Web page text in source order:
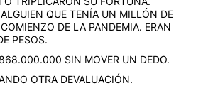
QUE TENÍA UN MILLÓN DE
DE LA PANDEMIA. ERAN
PESOS.
SIN MOVER UN DEDO.
OTRA DEVALUACIÓN.